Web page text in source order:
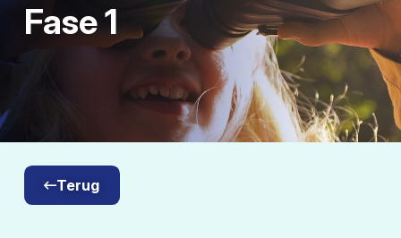
Fase 1
Terug